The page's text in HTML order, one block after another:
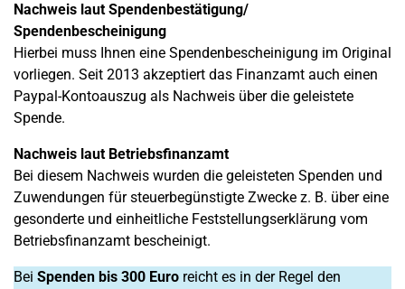
Nachweis laut Spendenbestätigung/
Spendenbescheinigung
Hierbei muss Ihnen eine Spendenbescheinigung im Original
vorliegen. Seit 2013 akzeptiert das Finanzamt auch einen
Paypal-Kontoauszug als Nachweis über die geleistete
Spende.
Nachweis laut Betriebsfinanzamt
Bei diesem Nachweis wurden die geleisteten Spenden und
Zuwendungen für steuerbegünstigte Zwecke z. B. über eine
gesonderte und einheitliche Feststellungserklärung vom
Betriebsfinanzamt bescheinigt.
Bei Spenden bis 300 Euro reicht es in der Regel den